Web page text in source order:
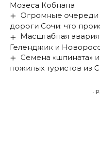
Мозеса Кобнана
Огромные очереди
дороги Сочи: что
Масштабная авария
Геленджик и
Семена «шпината»
пожилых туристов из
-